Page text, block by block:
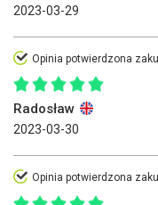
2023-03-29
Opinia potwierdzona
Radosław
2023-03-30
Opinia potwierdzona